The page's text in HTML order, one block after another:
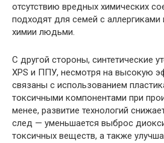
отсутствию вредных химических
подходят для семей с аллергиками
химии людьми.
С другой стороны, синтетические
XPS и ППУ, несмотря на высокую
связаны с использованием
токсичными компонентами при
менее, развитие технологий
след — уменьшается выброс
токсичных веществ, а также